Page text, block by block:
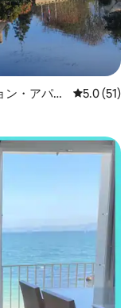
・アパー
レビュー51
5.0 (51)